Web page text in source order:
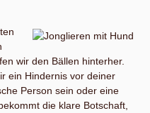
wir den Bällen hinterher.
ein Hindernis vor deiner
Person sein oder eine
die klare Botschaft,